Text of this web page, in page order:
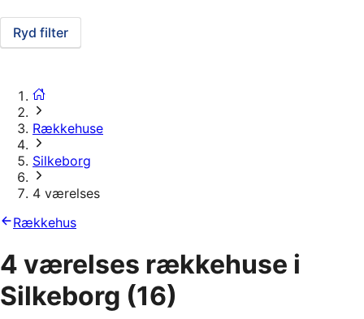
Ryd filter
Rækkehuse
Silkeborg
4 værelses
Rækkehus
4 værelses rækkehuse i
Silkeborg (16)